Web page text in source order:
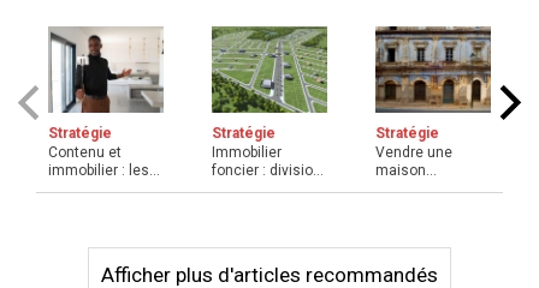
Stratégie
Contenu et
immobilier : les
Stratégie
Immobilier
foncier : division
Stratégie
Vendre une
maison
Afficher plus d'articles recommandés